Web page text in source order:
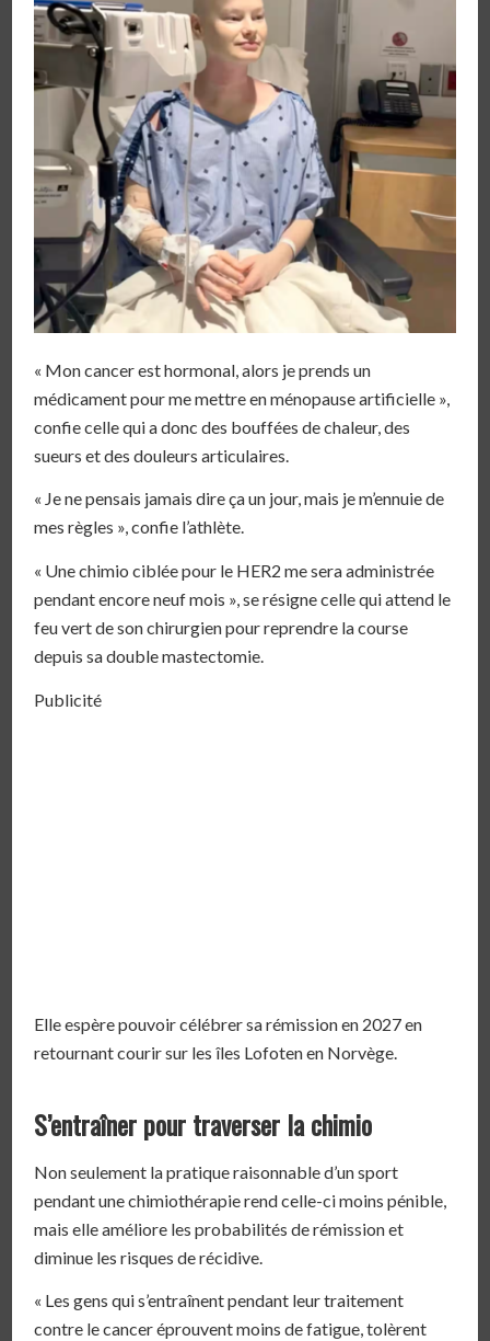
« Mon cancer est hormonal, alors je prends un
médicament pour me mettre en ménopause artificielle »,
confie celle qui a donc des bouffées de chaleur, des
sueurs et des douleurs articulaires.
« Je ne pensais jamais dire ça un jour, mais je m’ennuie de
mes règles », confie l’athlète.
« Une chimio ciblée pour le HER2 me sera administrée
pendant encore neuf mois », se résigne celle qui attend le
feu vert de son chirurgien pour reprendre la course
depuis sa double mastectomie.
Publicité
Elle espère pouvoir célébrer sa rémission en 2027 en
retournant courir sur les îles Lofoten en Norvège.
S’entraîner pour traverser la chimio
Non seulement la pratique raisonnable d’un sport
pendant une chimiothérapie rend celle-ci moins pénible,
mais elle améliore les probabilités de rémission et
diminue les risques de récidive.
« Les gens qui s’entraînent pendant leur traitement
contre le cancer éprouvent moins de fatigue, tolèrent